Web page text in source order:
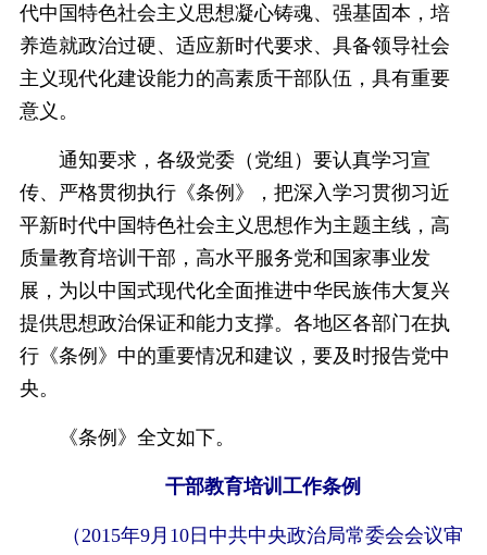
代中国特色社会主义思想凝心铸魂、强基固本，培
养造就政治过硬、适应新时代要求、具备领导社会
主义现代化建设能力的高素质干部队伍，具有重要
意义。
通知要求，各级党委（党组）要认真学习宣
传、严格贯彻执行《条例》，把深入学习贯彻习近
平新时代中国特色社会主义思想作为主题主线，高
质量教育培训干部，高水平服务党和国家事业发
展，为以中国式现代化全面推进中华民族伟大复兴
提供思想政治保证和能力支撑。各地区各部门在执
行《条例》中的重要情况和建议，要及时报告党中
央。
《条例》全文如下。
干部教育培训工作条例
（2015年9月10日中共中央政治局常委会会议审